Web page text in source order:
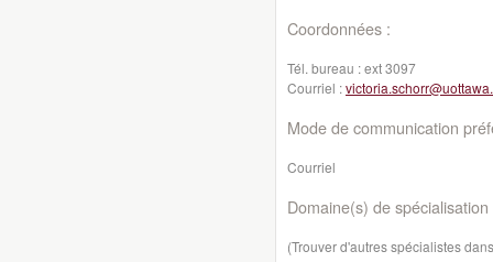
Coordonnées :
Tél. bureau :ext 3097
Courriel :
Mode de communication
Courriel
Domaine(s) de spécialisation
(Trouver d'autres spécialistes